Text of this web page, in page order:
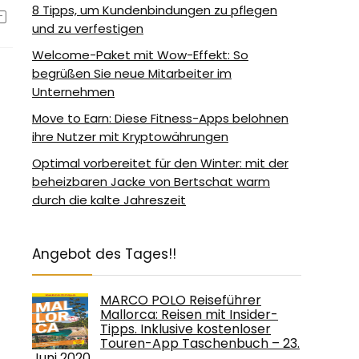
8 Tipps, um Kundenbindungen zu pflegen
und zu verfestigen
Welcome-Paket mit Wow-Effekt: So
begrüßen Sie neue Mitarbeiter im
Unternehmen
Move to Earn: Diese Fitness-Apps belohnen
ihre Nutzer mit Kryptowährungen
Optimal vorbereitet für den Winter: mit der
beheizbaren Jacke von Bertschat warm
durch die kalte Jahreszeit
Angebot des Tages!!
MARCO POLO Reiseführer
Mallorca: Reisen mit Insider-
Tipps. Inklusive kostenloser
Touren-App Taschenbuch – 23.